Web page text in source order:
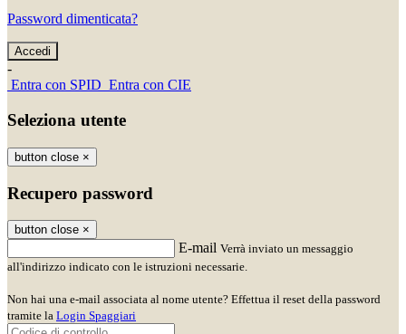
Password dimenticata?
-
Entra con SPID Entra con CIE
Seleziona utente
button close ×
Recupero password
button close ×
E-mail Verrà inviato un messaggio
all'indirizzo indicato con le istruzioni necessarie.
Non hai una e-mail associata al nome utente? Effettua il reset della password
tramite la Login Spaggiari